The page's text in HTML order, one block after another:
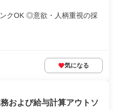
クOK ◎意欲・人柄重視の採
気になる
および給与計算アウトソ